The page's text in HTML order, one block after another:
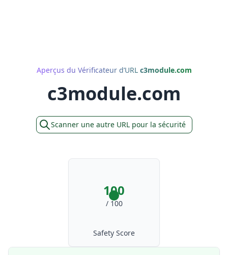
Aperçus du Vérificateur d’URL c3module.com
c3module.com
Scanner une autre URL pour la sécurité
100
/ 100
Safety Score